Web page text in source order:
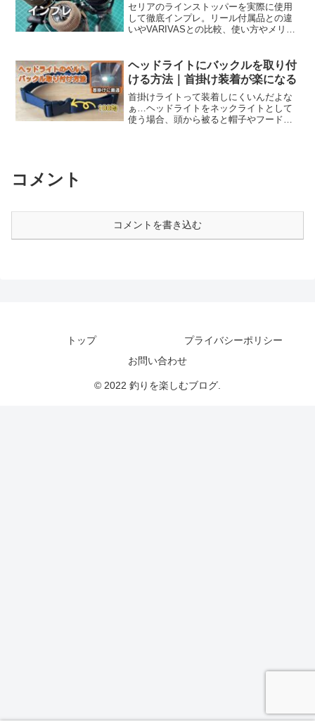
セリアのラインストッパーを実際に使用
して徹底インプレ。リール付属品との違
いやVARIVASとの比較、使い方やメリッ
ヘッドライトにバックルを取り付
ける方法｜首掛け装着が楽になる
首掛けライトって装着しにくいんだよな
ぁ…ヘッドライトをネックライトとして
使う場合、頭から被ると帽子やフードが
コメント
コメントを書き込む
トップ
プライバシーポリシー
お問い合わせ
© 2022 釣りを楽しむブログ.